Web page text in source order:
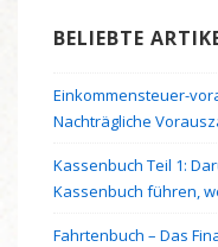
BELIEBTE
Einkommensteuer-
Nachträgliche
Kassenbuch Teil 1:
Kassenbuch führen,
Fahrtenbuch – Das